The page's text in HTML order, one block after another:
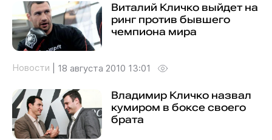
Виталий Кличко выйдет на
ринг против бывшего
чемпиона мира
Новости 18 августа 2010 13:01
Владимир Кличко назвал
кумиром в боксе своего
брата